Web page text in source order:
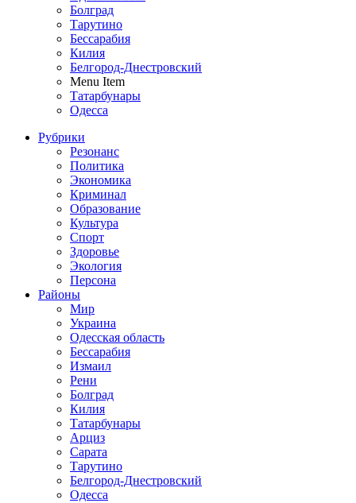
Болград
Тарутино
Бессарабия
Килия
Белгород-Днестровский
Menu Item
Татарбунары
Одесса
Рубрики
Резонанс
Политика
Экономика
Криминал
Образование
Культура
Спорт
Здоровье
Экология
Персона
Районы
Мир
Украина
Одесская область
Бессарабия
Измаил
Рени
Болград
Килия
Татарбунары
Арциз
Сарата
Тарутино
Белгород-Днестровский
Одесса